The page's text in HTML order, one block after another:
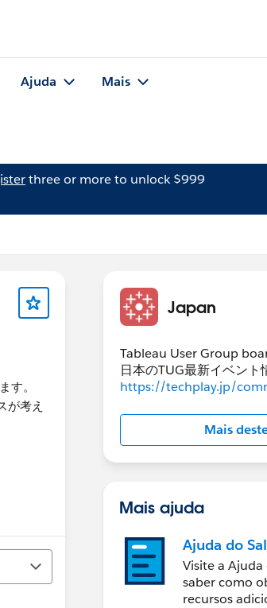
Ajuda Mais
three or more to unlock $999
す。
が考え
Japan
Tableau User Group
日本のTUG最新イベント
https://techplay.jp/
Mais
Mais ajuda
Ajuda do
Visite a Ajuda
saber como
recursos